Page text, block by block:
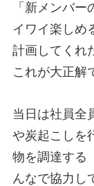
「新メンバ
イワイ楽しめ
計画してくれ
これが⼤正解
当⽇は社員全
や炭起こしを
物を調達する
んなで協⼒し